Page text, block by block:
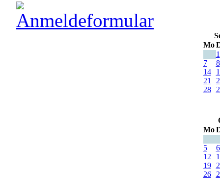
Mo
1
7
8
14
21
28
Mo
5
6
12
19
26